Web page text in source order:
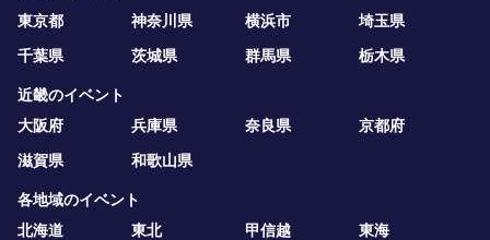
東京都
神奈川県 横浜市
埼玉県
千葉県
茨城県 群馬県 栃木県
近畿のイベント
大阪府
兵庫県 奈良県
京都府
滋賀県
和歌山県
各地域のイベント
北海道
東北 甲信越
東海